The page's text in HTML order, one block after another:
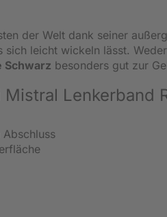
der Welt dank seiner
leicht wickeln lässt.
Schwarz besonders gut zur
Lenkerband